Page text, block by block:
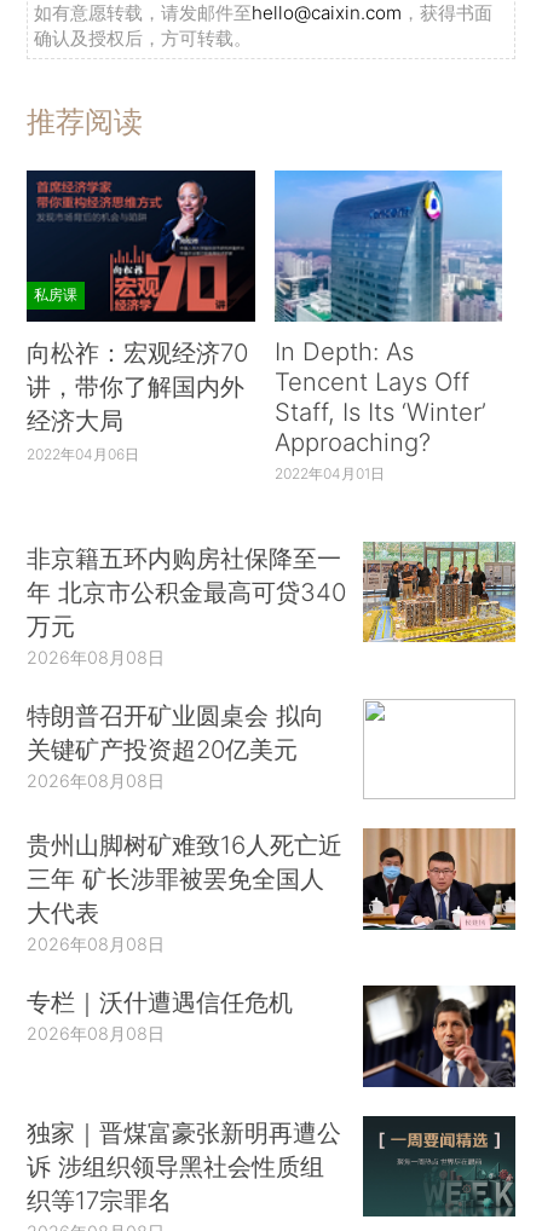
如有意愿转载，请发邮件至hello@caixin.com ，获得书面
确认及授权后，方可转载。
推荐阅读
私房课
向松祚：宏观经济70
讲，带你了解国内外
经济大局
2022年04月06日
In Depth: As
Tencent Lays Off
Staff, Is Its ‘Winter’
Approaching?
2022年04月01日
非京籍五环内购房社保降至一
年 北京市公积金最高可贷340
万元
2026年08月08日
特朗普召开矿业圆桌会 拟向
关键矿产投资超20亿美元
2026年08月08日
贵州山脚树矿难致16人死亡近
三年 矿长涉罪被罢免全国人
大代表
2026年08月08日
专栏｜沃什遭遇信任危机
2026年08月08日
独家｜晋煤富豪张新明再遭公
诉 涉组织领导黑社会性质组
织等17宗罪名